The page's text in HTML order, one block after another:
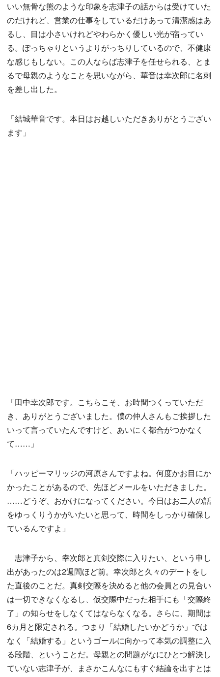
いい無骨な熊のような印象を志津子の話からは受けていた
のだけれど、営業の仕事をしているだけあって清潔感はあ
るし、目は小さいけれどやわらかく優しい光が宿ってい
る。ぽっちゃりというよりがっちりしているので、不健康
な感じもしない。この人ならば志津子を任せられる、とま
るで母親のようなことを思いながら、華音は幸次郎に名刺
を差し出した。
「結城華音です。本日はお越しいただきありがとうござい
ます」
「田中幸次郎です。こちらこそ、お時間つくっていただ
き、ありがとうございました。僕の仲人さんもご挨拶した
いって言っていたんですけど、あいにく都合がつかなく
て……」
「ハッピーマリッジの河原さんですよね。何度かお目にか
かったことがあるので、先ほどメールをいただきました。
……どうぞ、おかけになってください。今日はお二人の話
をゆっくりうかがいたいと思って、時間をしっかり確保し
ているんですよ」
志津子から、幸次郎と真剣交際に入りたい、という申し
出があったのは2週間ほど前。幸次郎と久々のデートをし
た直後のことだ。真剣交際を決めると他の会員との見合い
は一切できなくなるし、仮交際中だった相手にも「交際終
了」の知らせをしなくてはならなくなる。さらに、期間は
6カ月と限定される。つまり「結婚したいかどうか」では
なく「結婚する」というゴールに向かって本気の調整に入
る段階、ということだ。母親との問題がなにひとつ解決し
ていない志津子が、まさかこんなにもすぐ結論を出すとは